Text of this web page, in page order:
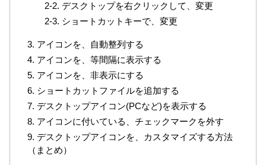
2-2. デスクトップを右クリックして、変更
2-3. ショートカットキーで、変更
3. アイコンを、自動整列する
4. アイコンを、等間隔に表示する
5. アイコンを、非表示にする
6. ショートカットファイルを追加する
7. デスクトップアイコン(PCなど)を表示する
8. アイコンに付いている、チェックマークを外す
9. デスクトップアイコンを、カスタマイズする方法
（まとめ）